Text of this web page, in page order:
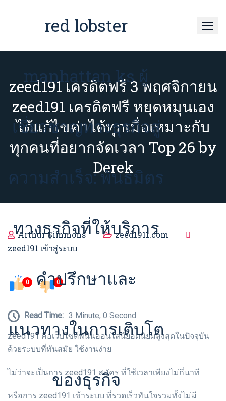
red lobster
manhattan ks ผู้
เชี่ยวชาญทางธุรกิจสู่
ความสำเร็จ: พันธมิตร
ทางธุรกิจที่ให้บริการ
คำปรึกษาและ
แนวทางในการเติบโต
ของธุรกิจ
zeed191 เครดิตฟรี 3 พฤศจิกายน
zeed191 เครดิตฟรี หยุดหมุนเอง
ได้แก้ไขค่าได้ทุกเมื่อเหมาะกับ
ทุกคนที่อยากจัดเวลา Top 26 by
Derek
Arthur Simmons
zeed1911.com
zeed191 เข้าสู่ระบบ
0 0
Read Time: 3 Minute, 0 Second
zeed191 คือเว็บไซต์พนันออนไลน์ยอดนิยมสูงสุดในปัจจุบัน
ด้วยระบบที่ทันสมัย ใช้งานง่าย
ไม่ว่าจะเป็นการ zeed191 สมัคร ที่ใช้เวลาเพียงไม่กี่นาที
หรือการ zeed191 เข้าระบบ ที่รวดเร็วทันใจรวมทั้งไม่มี